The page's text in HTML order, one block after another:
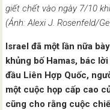
giết chết vào ngày 7/10
(Ảnh: Alexi J. Rosenfeld/
Israel đã một lần nữa
khủng bố Hamas, bác
đầu Liên Hợp Quốc,
một cuộc họp cấp cao
cũng cho rằng cuộc